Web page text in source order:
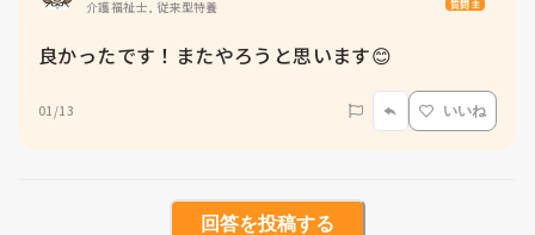
介護福祉士, 従来型特養 質問主
良かったです！またやろうと思います😊
01/13 いいね
回答を投稿する